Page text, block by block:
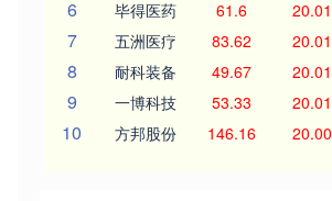
6 毕得医药 61.6
7 五洲医疗 83.62
8 耐科装备 49.67
9 一博科技 53.33
10 方邦股份 146.16